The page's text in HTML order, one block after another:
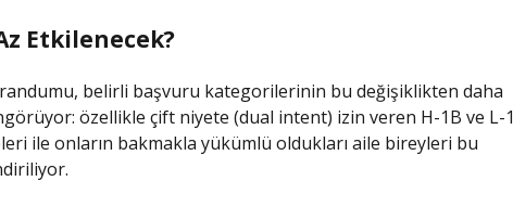
Etkilenecek?
belirli başvuru kategorilerinin bu değişiklikten daha
özellikle çift niyete (dual intent) izin veren H-1B ve L-1
ile onların bakmakla yükümlü oldukları aile bireyleri bu